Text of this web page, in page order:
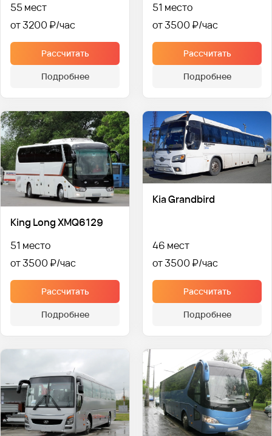
55 мест
от 3200 ₽
Рассчитать
Подробнее
51 место
от 3500 ₽
Рассчитать
Подробнее
King Long XMQ6129
51 место
от 3500 ₽
Рассчитать
Подробнее
Kia Grandbird
46 мест
от 3500 ₽
Рассчитать
Подробнее